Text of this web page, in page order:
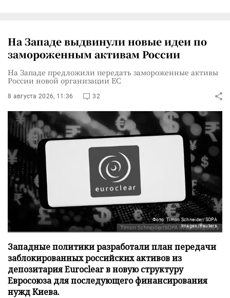
На Западе выдвинули новые идеи по
замороженным активам России
На Западе предложили передать замороженные активы
России новой организации ЕС
8 августа 2026, 11:36 32
Фото: Timon Schneider/SOPA
Images/Reuters
Западные политики разработали план передачи
заблокированных российских активов из
депозитария Euroclear в новую структуру
Евросоюза для последующего финансирования
нужд Киева.